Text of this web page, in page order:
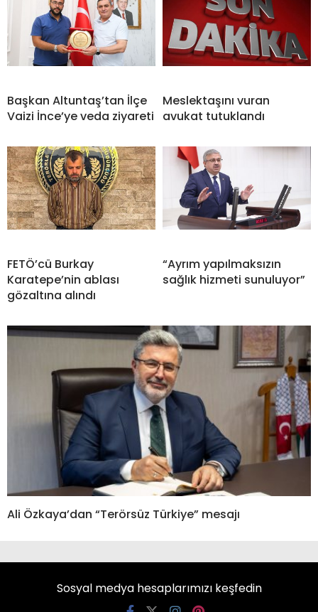
Başkan Altuntaş’tan İlçe
Vaizi İnce’ye veda ziyareti
Meslektaşını vuran
avukat tutuklandı
FETÖ’cü Burkay
Karatepe’nin ablası
gözaltına alındı
“Ayrım yapılmaksızın
sağlık hizmeti sunuluyor”
Ali Özkaya’dan “Terörsüz Türkiye” mesajı
Sosyal medya hesaplarımızı keşfedin